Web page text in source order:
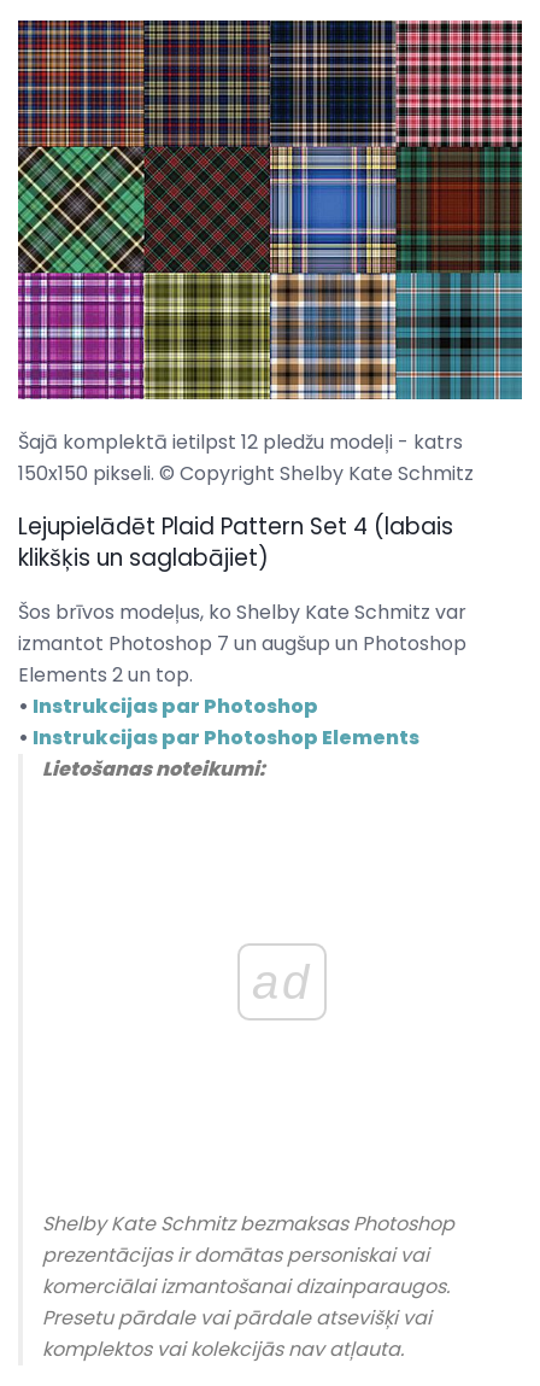
Šajā komplektā ietilpst 12 pledžu modeļi - katrs
150x150 pikseli. © Copyright Shelby Kate Schmitz
Lejupielādēt Plaid Pattern Set 4 (labais
klikšķis un saglabājiet)
Šos brīvos modeļus, ko Shelby Kate Schmitz var
izmantot Photoshop 7 un augšup un Photoshop
Elements 2 un top.
• Instrukcijas par Photoshop
• Instrukcijas par Photoshop Elements
Lietošanas noteikumi:
ad
Shelby Kate Schmitz bezmaksas Photoshop
prezentācijas ir domātas personiskai vai
komerciālai izmantošanai dizainparaugos.
Presetu pārdale vai pārdale atsevišķi vai
komplektos vai kolekcijās nav atļauta.